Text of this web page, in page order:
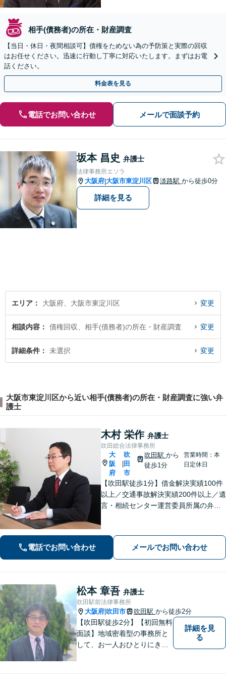
相手(債務者)の所在・財産調査
【当日・休日・夜間相談可】債権をためない為の予防策と実際の回収
はお任せください。迅速に行動し丁寧に対応いたします。まずはお電
話ください。
料金表を見る
電話でお問い合わせ メールで面談予約
坂本 昌史 弁護士
法律事務所エソラ
大阪府|大阪市東淀川区 淡路駅 から徒歩0分
詳細を見る
エリア 大阪府、大阪市東淀川区 変更
相談内容 債権回収、相手(債務者)の所在・財産調査 変更
詳細条件 未選択 変更
大阪市東淀川区から近い相手(債務者)の所在・財産調査に強い弁
護士
木村 栄作 弁護士
吹田総合法律事務所
大
阪
府
吹
田
市
吹田駅から
徒歩1分
営業時間：本
日定休日
【吹田駅徒歩1分】借金解決実績100件
以上／交通事故解決実績200件以上／遺
言・相続センター運営委員所属の弁護
ください。きめ細やかで丁寧な対応が
モットーです。
電話でお問い合わせ メールでお問い合わせ
松本 章吾 弁護士
吹田駅前法律事務所
大阪府 吹田市 吹田駅 から徒歩2分
【吹田駅徒歩2分】【初回無料
面談】地域密着型の事務所と
して、お一人おひとりにきめ
詳細を見
る